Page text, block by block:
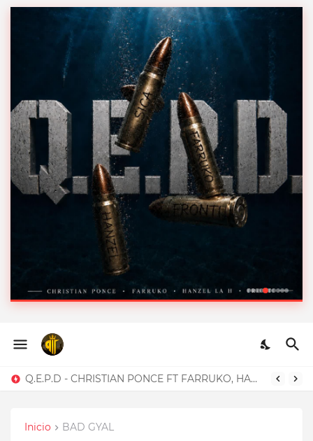
PONCE FT FARRUKO,
HANZEL LA H, FRONTI
BELLAQUEO - BLACKINNY FT HADES66
Inicio BAD GYAL